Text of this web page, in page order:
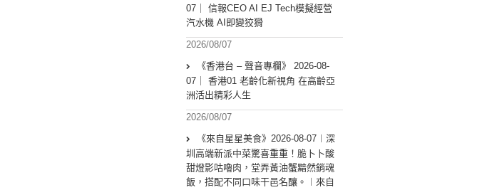
07｜ 信報CEO AI EJ Tech模擬經營
汽水機 AI即變狡猾
2026/08/07
《香港台 – 聲音專欄》 2026-08-
07｜ 香港01 老齡化新視角 在高齡亞
洲活出精彩人生
2026/08/07
《來自星星美食》2026-08-07︱深
圳高端新派中菜驚喜重重！脆卜卜酸
甜燈影咕嚕肉，堂弄黃油蟹黯然銷魂
飯，搭配不同口味干邑名釀。︱來自